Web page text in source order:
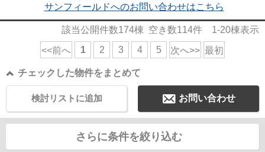
サンフィールドへのお問い合わせはこちら
該当公開件数174棟 空き数114件 1-20棟表示
<<前へ 1 2 3 4 5 次へ>> 最初
チェックした物件をまとめて
お問い合わせ
検討リストに追加
さらに条件を絞り込む